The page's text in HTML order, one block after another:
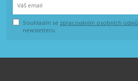
Souhlasím se zpracováním osobních údajů
newsletteru.